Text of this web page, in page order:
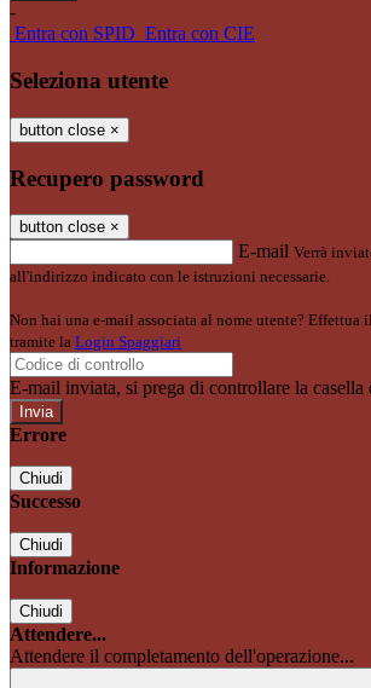
-
Entra con SPID Entra con CIE
Seleziona utente
button close ×
Recupero password
button close ×
E-mail Verrà
all'indirizzo indicato con le istruzioni necessarie.
Non hai una e-mail associata al nome utente? Effettua
tramite la Login Spaggiari
E-mail inviata, si prega di controllare la casella
Errore
Chiudi
Successo
Chiudi
Informazione
Chiudi
Attendere...
Attendere il completamento dell'operazione...